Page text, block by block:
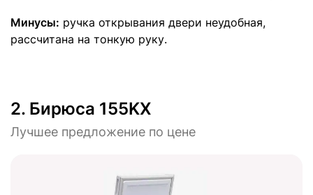
Минусы: ручка открывания двери неудобная,
рассчитана на тонкую руку.
2. Бирюса 155KX
Лучшее предложение по цене